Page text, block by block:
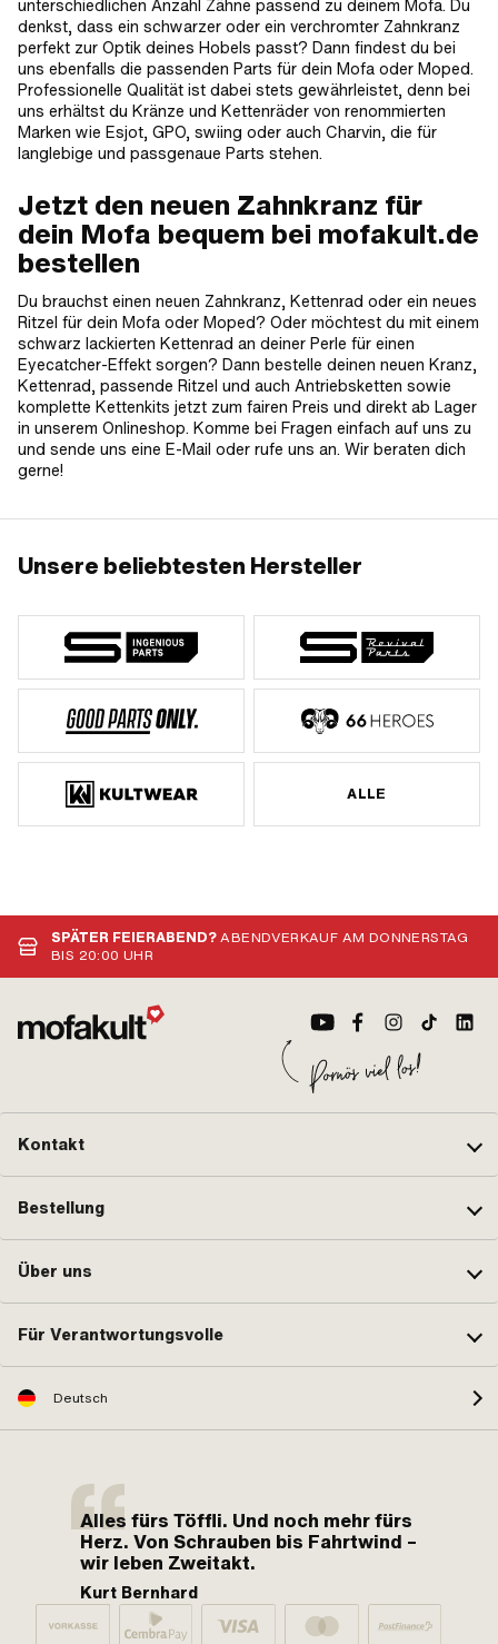
unterschiedlichen Anzahl Zähne passend zu deinem Mofa. Du
denkst, dass ein schwarzer oder ein verchromter Zahnkranz
perfekt zur Optik deines Hobels passt? Dann findest du bei
uns ebenfalls die passenden Parts für dein Mofa oder Moped.
Professionelle Qualität ist dabei stets gewährleistet, denn bei
uns erhältst du Kränze und Kettenräder von renommierten
Marken wie Esjot, GPO, swiing oder auch Charvin, die für
langlebige und passgenaue Parts stehen.
Jetzt den neuen Zahnkranz für
dein Mofa bequem bei mofakult.de
bestellen
Du brauchst einen neuen Zahnkranz, Kettenrad oder ein neues
Ritzel für dein Mofa oder Moped? Oder möchtest du mit einem
schwarz lackierten Kettenrad an deiner Perle für einen
Eyecatcher-Effekt sorgen? Dann bestelle deinen neuen Kranz,
Kettenrad, passende Ritzel und auch Antriebsketten sowie
komplette Kettenkits jetzt zum fairen Preis und direkt ab Lager
in unserem Onlineshop. Komme bei Fragen einfach auf uns zu
und sende uns eine E-Mail oder rufe uns an. Wir beraten dich
gerne!
Unsere beliebtesten Hersteller
ALLE
SPÄTER FEIERABEND?ABENDVERKAUF AM DONNERSTAG
BIS 20:00 UHR
Kontakt
Bestellung
Über uns
Für Verantwortungsvolle
Deutsch
Alles fürs Töffli. Und noch mehr fürs
Herz. Von Schrauben bis Fahrtwind –
wir leben Zweitakt.
Kurt Bernhard